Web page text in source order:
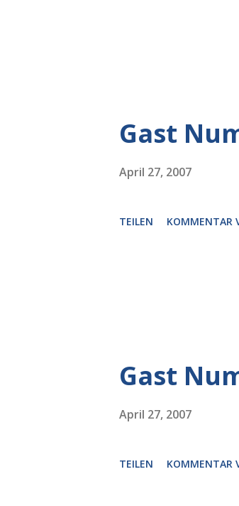
Gast
April 27, 2007
TEILEN KOMMENTAR
Gast
April 27, 2007
TEILEN KOMMENTAR